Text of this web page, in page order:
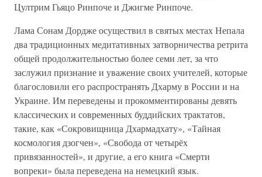
Цултрим Гьяцо Ринпоче и Джигме Ринпоче.
Лама Сонам Дордже осуществил в святых местах Непала
два традиционных медитативных затворничества ретрита
общей продолжительностью более семи лет, за что
заслужил признание и уважение своих учителей, которые
благословили его распространять Дхарму в России и на
Украине. Им переведены и прокомментированы девять
классических и современных буддийских трактатов,
такие, как «Сокровищница Дхармадхату», «Тайная
космология дзогчен», «Свобода от четырёх
привязанностей», и другие, а его книга «Смерти
вопреки» была переведена на немецкий язык.